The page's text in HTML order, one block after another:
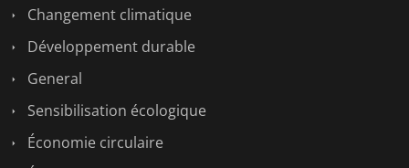
Changement climatique
Développement durable
General
Sensibilisation écologique
Économie circulaire